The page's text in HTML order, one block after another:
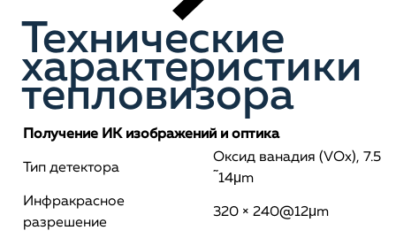
Технические
характеристики
тепловизора
Получение ИК изображений и оптика
Тип детектора
Оксид ванадия (VOx), 7.5
˜14μm
Инфракрасное
разрешение
320 × 240@12μm